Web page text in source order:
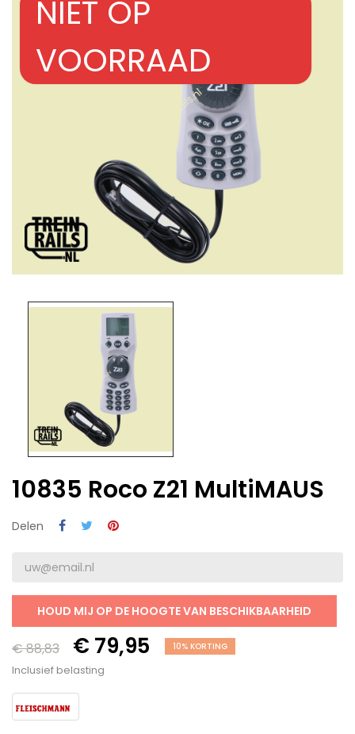
NIET OP
VOORRAAD
10835 Roco Z21 MultiMAUS
Delen
HOUD MIJ OP DE HOOGTE VAN BESCHIKBAARHEID
€ 88,83 € 79,95 10% KORTING
Inclusief belasting